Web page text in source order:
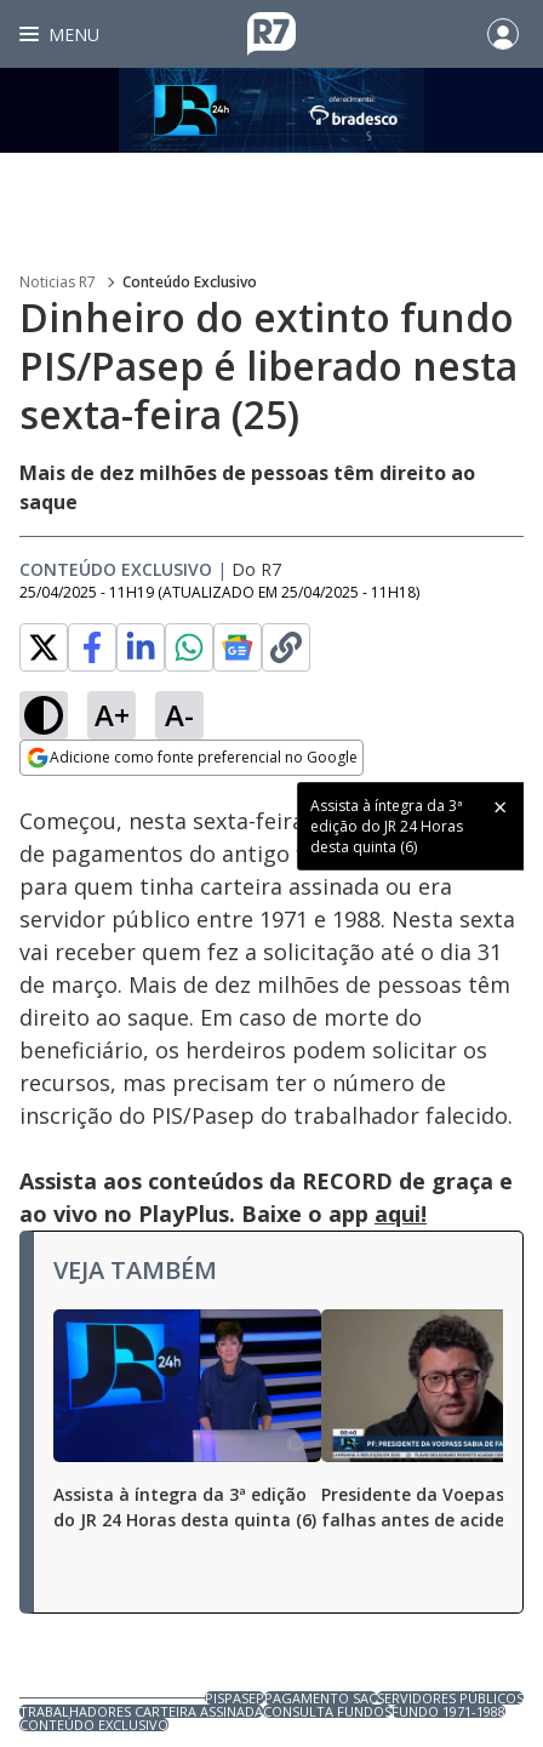
MENU
Noticias R7 Conteúdo Exclusivo
Dinheiro do extinto fundo
PIS/Pasep é liberado nesta
sexta-feira (25)
Mais de dez milhões de pessoas têm direito ao
saque
CONTEÚDO EXCLUSIVO | Do R7
25/04/2025 - 11H19 (ATUALIZADO EM 25/04/2025 - 11H18)
A+ A-
Adicione como fonte preferencial no Google
Assista à íntegra da 3ª
edição do JR 24 Horas
desta quinta (6)
Ativar
100.00%
Começou, nesta sexta-feira (25), a segunda leva
de pagamentos do antigo fundo PIS/Pasep,
para quem tinha carteira assinada ou era
servidor público entre 1971 e 1988. Nesta sexta
vai receber quem fez a solicitação até o dia 31
de março. Mais de dez milhões de pessoas têm
direito ao saque. Em caso de morte do
beneficiário, os herdeiros podem solicitar os
recursos, mas precisam ter o número de
inscrição do PIS/Pasep do trabalhador falecido.
Assista aos conteúdos da RECORD de graça e
ao vivo no PlayPlus. Baixe o app aqui!
VEJA TAMBÉM
Assista à íntegra da 3ª edição
do JR 24 Horas desta quinta (6)
Presidente da Voepass
falhas antes de
PISPASEPPAGAMENTO SACSERVIDORES PÚBLICOS
TRABALHADORES CARTEIRA ASSINADACONSULTA FUNDOSFUNDO 1971-1988
CONTEÚDO EXCLUSIVO